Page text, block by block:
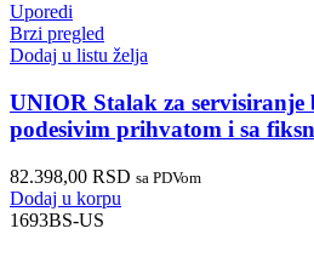
Uporedi
Brzi pregled
Dodaj u listu želja
UNIOR Stalak za servisiranje
podesivim prihvatom i sa
82.398,00 RSD sa PDVom
Dodaj u korpu
1693BS-US